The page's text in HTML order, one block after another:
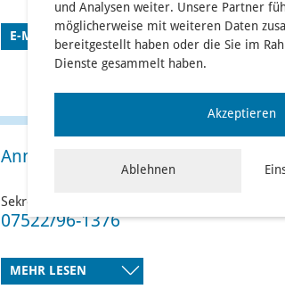
E-MAIL SENDEN
Vorname:*
Straße:
Ort:
Land:
Anne Hofer
Sekretariat der Klinik für Anästhesie
07522/96-1376
MEHR LESEN
und Analysen weiter. Unsere Partner
möglicherweise mit weiteren Daten
bereitgestellt haben oder die Sie im
Dienste gesammelt haben.
Akzeptieren
Ablehnen